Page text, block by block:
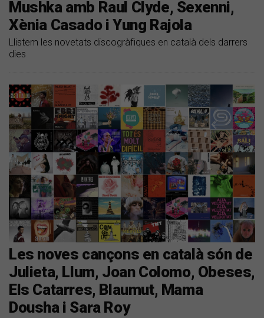
Mushka amb Raul Clyde, Sexenni,
Xènia Casado i Yung Rajola
Llistem les novetats discogràfiques en català dels darrers
dies
Les noves cançons en català són de
Julieta, Llum, Joan Colomo, Obeses,
Els Catarres, Blaumut, Mama
Dousha i Sara Roy